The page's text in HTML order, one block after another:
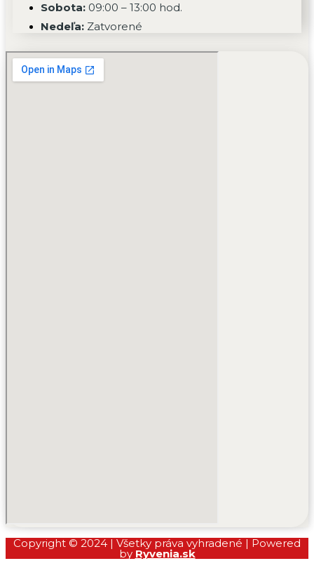
Sobota: 09:00 – 13:00 hod.
Nedeľa: Zatvorené
Copyright © 2024 | Všetky práva vyhradené | Powered
by Ryvenia.sk